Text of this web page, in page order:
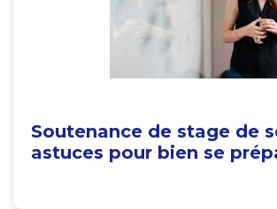
Soutenance de stage de
astuces pour bien se